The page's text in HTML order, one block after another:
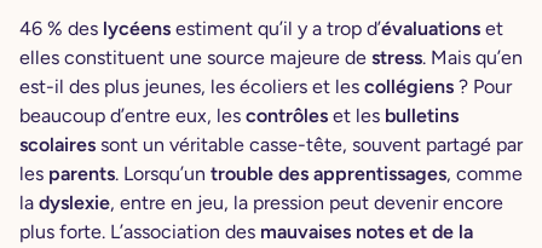
46 % des lycéens estiment qu’il y a trop d’évaluations et
elles constituent une source majeure de stress. Mais qu’en
est-il des plus jeunes, les écoliers et les collégiens ? Pour
beaucoup d’entre eux, les contrôles et les bulletins
scolaires sont un véritable casse-tête, souvent partagé par
les parents. Lorsqu’un trouble des apprentissages, comme
la dyslexie, entre en jeu, la pression peut devenir encore
plus forte. L’association des mauvaises notes et de la